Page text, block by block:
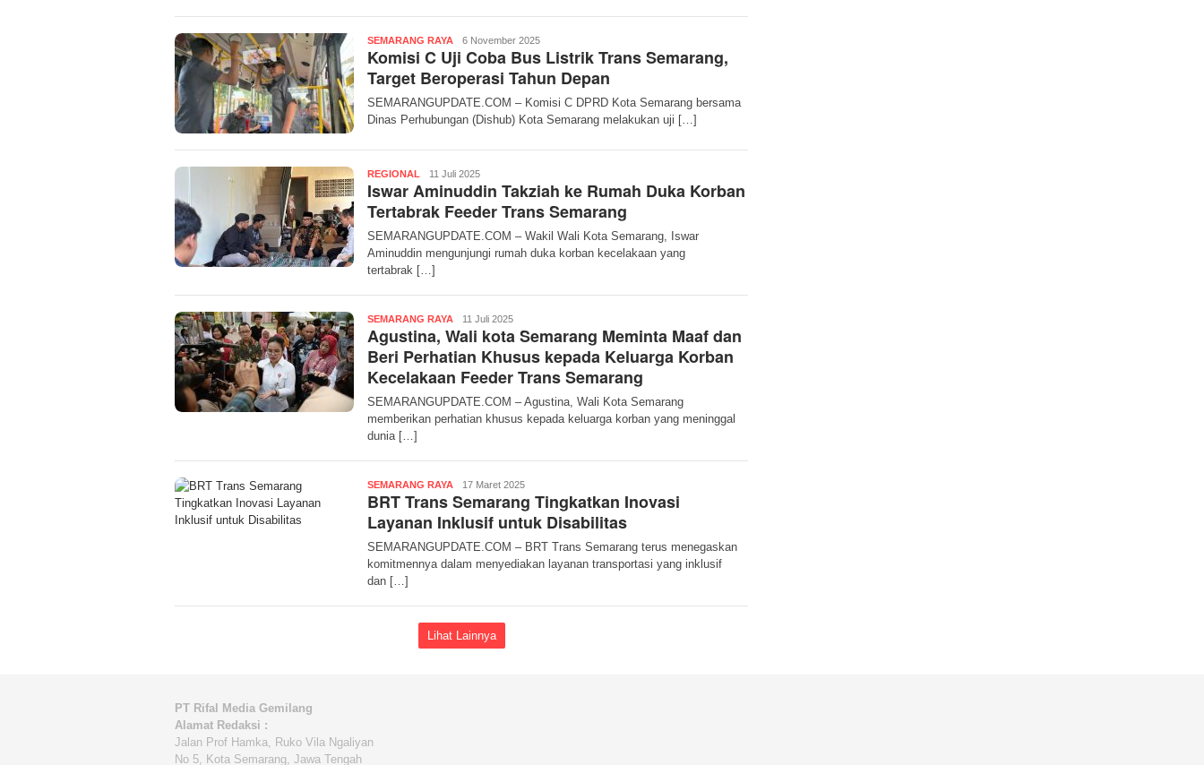
SEMARANG RAYA admin
6 November 2025
Komisi C Uji Coba Bus Listrik Trans Semarang,
Target Beroperasi Tahun Depan
SEMARANGUPDATE.COM – Komisi C DPRD Kota Semarang bersama
Dinas Perhubungan (Dishub) Kota Semarang melakukan uji […]
REGIONAL admin
11 Juli 2025
Iswar Aminuddin Takziah ke Rumah Duka Korban
Tertabrak Feeder Trans Semarang
SEMARANGUPDATE.COM – Wakil Wali Kota Semarang, Iswar
Aminuddin mengunjungi rumah duka korban kecelakaan yang
tertabrak […]
SEMARANG RAYA admin
11 Juli 2025
Agustina, Wali kota Semarang Meminta Maaf dan
Beri Perhatian Khusus kepada Keluarga Korban
Kecelakaan Feeder Trans Semarang
SEMARANGUPDATE.COM – Agustina, Wali Kota Semarang
memberikan perhatian khusus kepada keluarga korban yang meninggal
dunia […]
SEMARANG RAYA admin
17 Maret 2025
BRT Trans Semarang Tingkatkan Inovasi
Layanan Inklusif untuk Disabilitas
SEMARANGUPDATE.COM – BRT Trans Semarang terus menegaskan
komitmennya dalam menyediakan layanan transportasi yang inklusif
dan […]
Lihat Lainnya
PT Rifal Media Gemilang
Alamat Redaksi :
Jalan Prof Hamka, Ruko Vila Ngaliyan
No 5, Kota Semarang, Jawa Tengah